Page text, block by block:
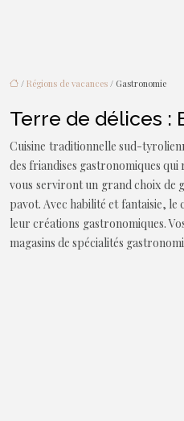
/ Régions de vacances / Gastronomie
Terre de délices :
Cuisine traditionnelle sud-
des friandises gastronomiques
vous serviront un grand choix de
pavot. Avec habilité et fantaisie,
leur créations gastronomiques.
magasins de spécialités